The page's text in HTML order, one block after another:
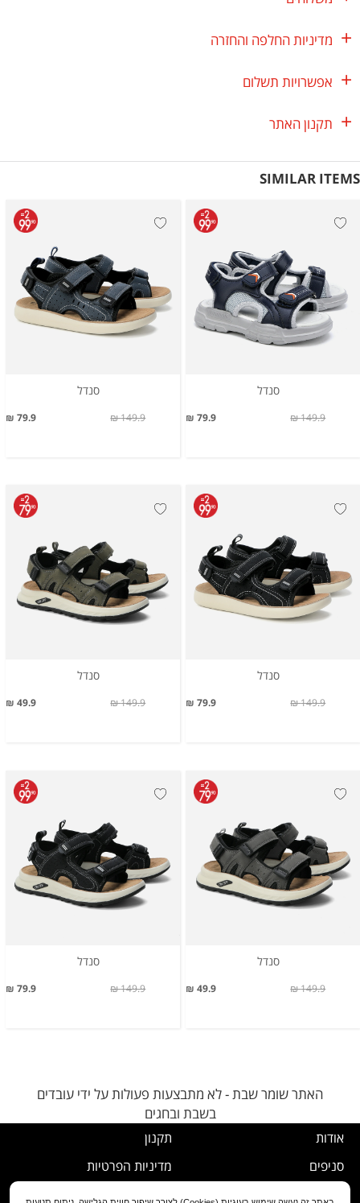
מדיניות החלפה והחזרה
אפשרויות תשלום
תקנון האתר
SIMILAR ITEMS
סנדל
79.9 ₪ 149.9 ₪
סנדל
79.9 ₪ 149.9 ₪
סנדל
79.9 ₪ 149.9 ₪
סנדל
49.9 ₪ 149.9 ₪
סנדל
49.9 ₪ 149.9 ₪
סנדל
79.9 ₪ 149.9 ₪
האתר שומר שבת - לא מתבצעות פעולות על ידי עובדים
בשבת ובחגים
אודות
סניפים
תקנון
מדיניות הפרטיות
נוהל ביטול עסקה